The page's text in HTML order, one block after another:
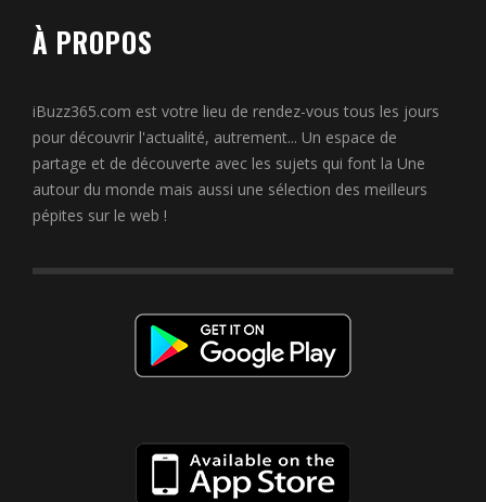
À PROPOS
iBuzz365.com est votre lieu de rendez-vous tous les jours
pour découvrir l'actualité, autrement... Un espace de
partage et de découverte avec les sujets qui font la Une
autour du monde mais aussi une sélection des meilleurs
pépites sur le web !